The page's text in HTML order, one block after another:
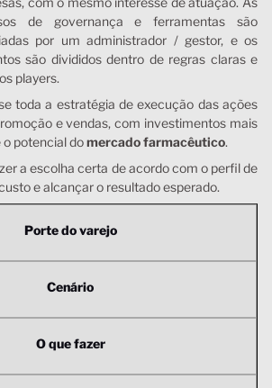
de governança e ferramentas são
por um administrador / gestor, e os
são divididos dentro de regras claras e
players.
toda a estratégia de execução das ações
e vendas, com investimentos mais
potencial domercado farmacêutico.
a escolha certa de acordo com o perfil de
e alcançar o resultado esperado.
Porte do varejo
Cenário
O que fazer